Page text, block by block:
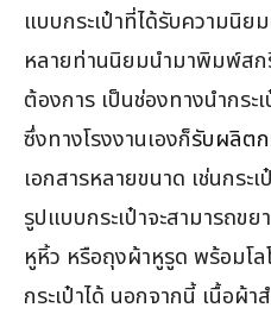
แบบกระเป๋าที่ได้รับความนิ
หลายท่านนิยมนำมาพิมพ์ส
ต้องการ เป็นช่องทางนำกระ
ซึ่งทางโรงงานเองก็รับผลิตก
เอกสารหลายขนาด เช่นกระ
รูปแบบกระเป๋าจะสามารถ
หูหิ้ว หรือถุงผ้าหูรูด พร้อมโ
กระเป๋าได้ นอกจากนี้ เนื้อผ้